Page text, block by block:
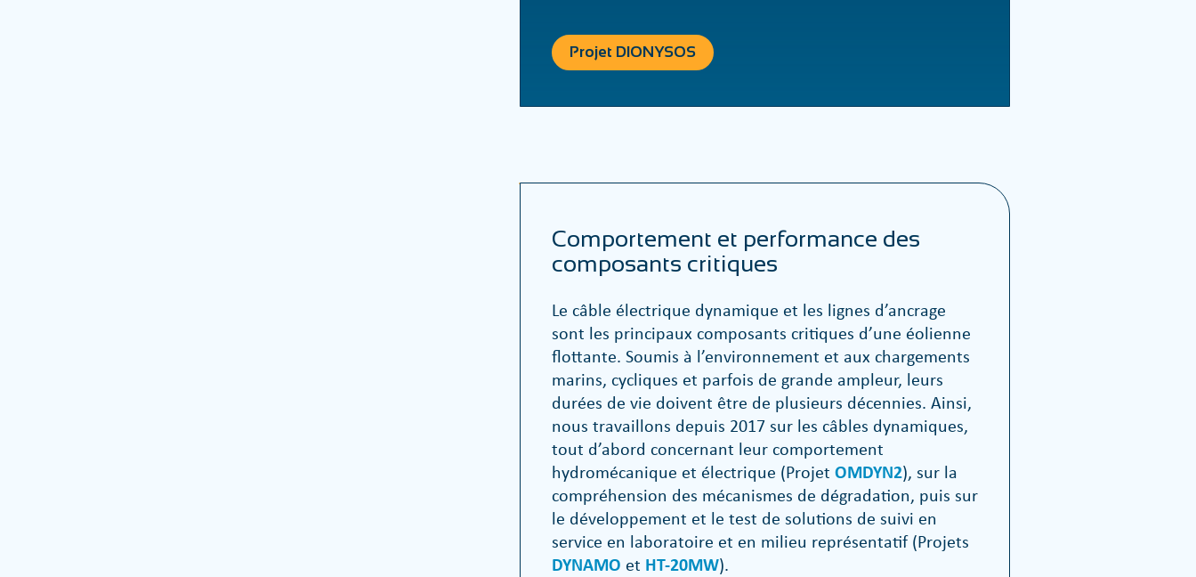
Projet DIONYSOS
Comportement et performance des
composants critiques
Le câble électrique dynamique et les lignes d’ancrage
sont les principaux composants critiques d’une éolienne
flottante. Soumis à l’environnement et aux chargements
marins, cycliques et parfois de grande ampleur, leurs
durées de vie doivent être de plusieurs décennies. Ainsi,
nous travaillons depuis 2017 sur les câbles dynamiques,
tout d’abord concernant leur comportement
hydromécanique et électrique (Projet OMDYN2), sur la
compréhension des mécanismes de dégradation, puis sur
le développement et le test de solutions de suivi en
service en laboratoire et en milieu représentatif (Projets
DYNAMO et HT-20MW).